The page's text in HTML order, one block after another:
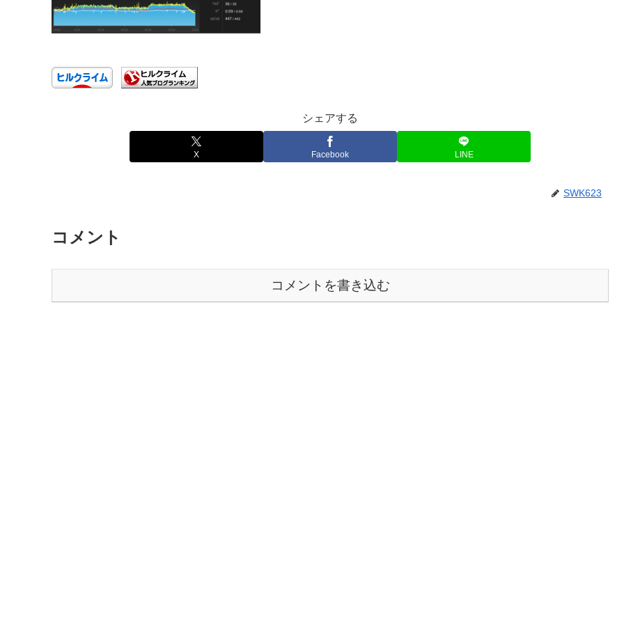
シェアする
X Facebook LINE
SWK623
コメント
コメントを書き込む